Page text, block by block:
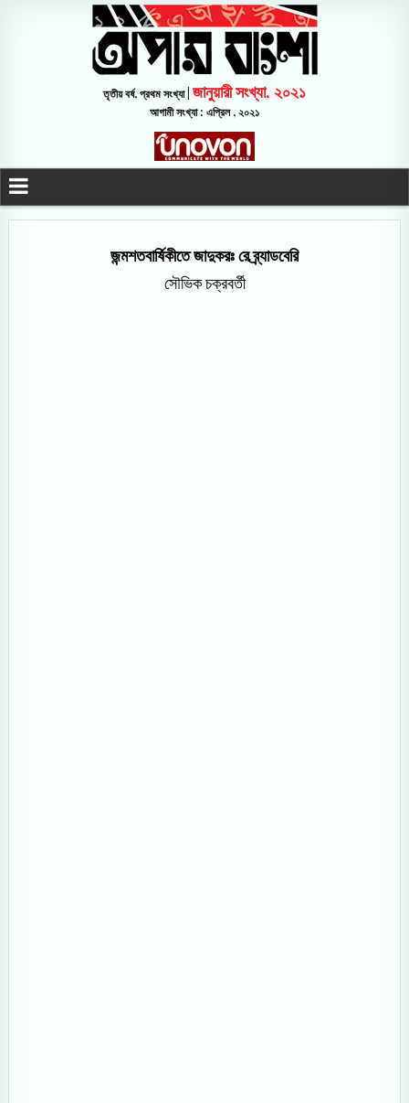
তৃতীয় বর্ষ, প্রথম সংখ্যা | জানুয়ারী সংখ্যা, ২০২১
আগামী সংখ্যা : এপ্রিল , ২০২১
জন্মশতবার্ষিকীতে জাদুকরঃ রে ব্র্যাডবেরি
সৌভিক চক্রবর্তী